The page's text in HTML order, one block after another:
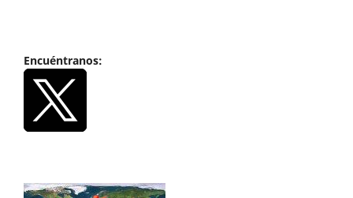
Encuéntranos: